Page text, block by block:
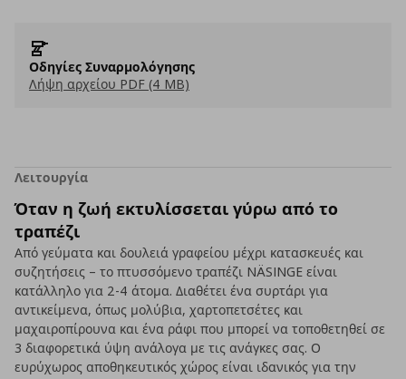
Οδηγίες Συναρμολόγησης
Λήψη αρχείου PDF (4 MB)
Λειτουργία
Όταν η ζωή εκτυλίσσεται γύρω από το
τραπέζι
Από γεύματα και δουλειά γραφείου μέχρι κατασκευές και
συζητήσεις – το πτυσσόμενο τραπέζι NÄSINGE είναι
κατάλληλο για 2-4 άτομα. Διαθέτει ένα συρτάρι για
αντικείμενα, όπως μολύβια, χαρτοπετσέτες και
μαχαιροπίρουνα και ένα ράφι που μπορεί να τοποθετηθεί σε
3 διαφορετικά ύψη ανάλογα με τις ανάγκες σας. Ο
ευρύχωρος αποθηκευτικός χώρος είναι ιδανικός για την